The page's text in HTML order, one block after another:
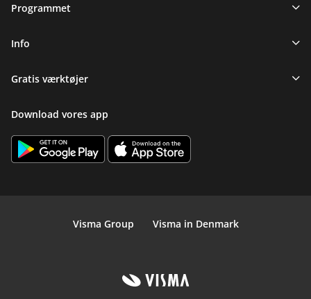
Programmet
Info
Gratis værktøjer
Download vores app
Visma Group Visma in Denmark